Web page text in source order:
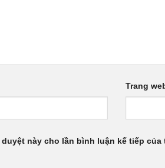
Trang
này cho lần bình luận kế tiếp của